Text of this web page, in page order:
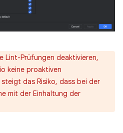
Lint-Prüfungen deaktivieren,
keine proaktiven
das Risiko, dass bei der
mit der Einhaltung der